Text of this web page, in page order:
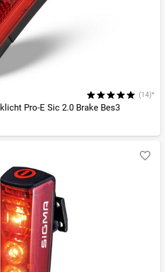
(14)*
Pro-E Sic 2.0 Brake Bes3